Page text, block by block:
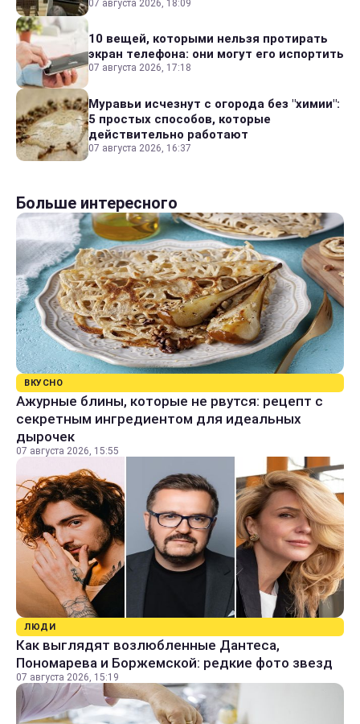
07 августа 2026, 18:09
10 вещей, которыми нельзя протирать
экран телефона: они могут его испортить
07 августа 2026, 17:18
Муравьи исчезнут с огорода без "химии":
5 простых способов, которые
действительно работают
07 августа 2026, 16:37
Больше интересного
ВКУСНО
Ажурные блины, которые не рвутся: рецепт с
секретным ингредиентом для идеальных
дырочек
07 августа 2026, 15:55
ЛЮДИ
Как выглядят возлюбленные Дантеса,
Пономарева и Боржемской: редкие фото звезд
07 августа 2026, 15:19